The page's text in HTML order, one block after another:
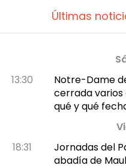
Últimas
13:30
Notre-Dame
cerrada
qué y qué
18:31
Jornadas del
abadía de